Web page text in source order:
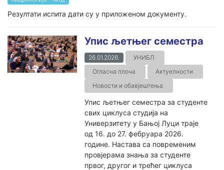
Резултати испита дати су у приложеном документу.
Упис љетњег семестра
26.01.2026.
УНИБЛ
Огласна плоча
Актуелности
Новости и обавјештења
Упис љетњег семестра за студенте
свих циклуса студија на
Универзитету у Бањој Луци траје
од 16. до 27. фебруара 2026.
године. Настава са повременим
провјерама знања за студенте
првог, другог и трећег циклуса